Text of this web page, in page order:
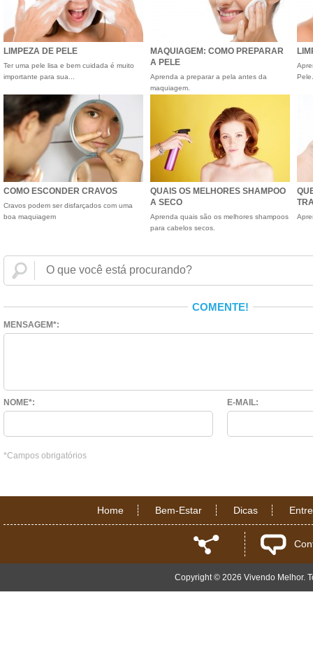
LIMPEZA DE PELE
Ter uma pele lisa e bem cuidada é muito
importante para sua...
MAQUIAGEM: COMO PREPARAR
A PELE
Aprenda a preparar a pela antes da
maquiagem.
Pele.
COMO ESCONDER CRAVOS
Cravos podem ser disfarçados com uma
boa maquiagem
QUAIS OS MELHORES SHAMPOO
A SECO
Aprenda quais são os melhores shampoos
para cabelos secos.
COMENTE!
MENSAGEM*:
NOME*: E-MAIL:
*Campos obrigatórios
Home Bem-Estar Dicas
Copyright © 2026 Vivendo Melhor.